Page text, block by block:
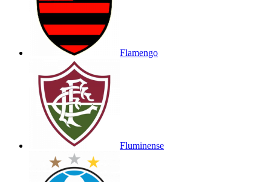
Flamengo
Fluminense